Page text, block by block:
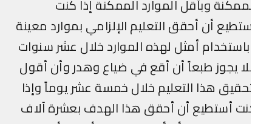
وبأقل الموارد الممكنة إذا كنت
أن أحقق التعليم الإلزامي بموارد معينة
أمثل لهذه الموارد خلال عشر سنوات
يجوز طبعاً أن أقع في ضياع وهدر وأن أقول
هذا التعليم خلال خمسة عشر يوماً وإذا
أستطيع أن أحقق هذا الهدف بعشرة آلاف